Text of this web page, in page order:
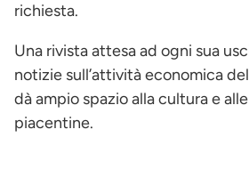
richiesta.
Una rivista attesa ad ogni sua
notizie sull’attività economica
dà ampio spazio alla cultura e
piacentine.